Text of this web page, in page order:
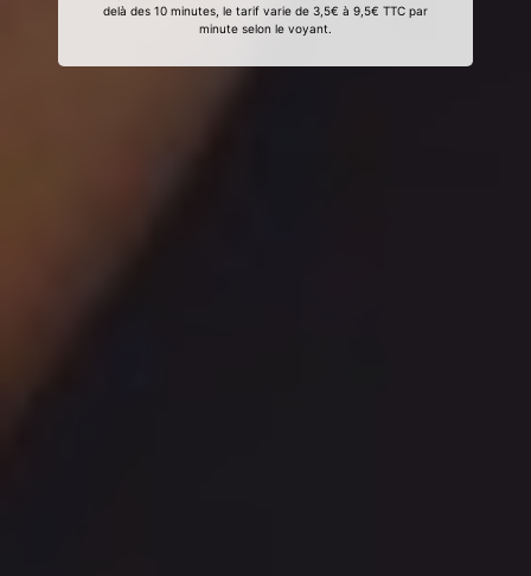
delà des 10 minutes, le tarif varie de 3,5€ à 9,5€ TTC par
minute selon le voyant.